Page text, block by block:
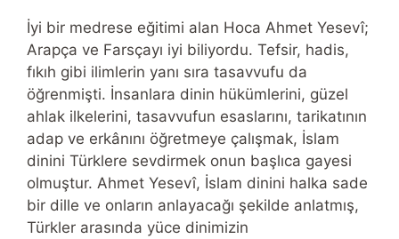
İyi bir medrese eğitimi alan Hoca Ahmet Yesevî;
Arapça ve Farsçayı iyi biliyordu. Tefsir, hadis,
fıkıh gibi ilimlerin yanı sıra tasavvufu da
öğrenmişti. İnsanlara dinin hükümlerini, güzel
ahlak ilkelerini, tasavvufun esaslarını, tarikatının
adap ve erkânını öğretmeye çalışmak, İslam
dinini Türklere sevdirmek onun başlıca gayesi
olmuştur. Ahmet Yesevî, İslam dinini halka sade
bir dille ve onların anlayacağı şekilde anlatmış,
Türkler arasında yüce dinimizin